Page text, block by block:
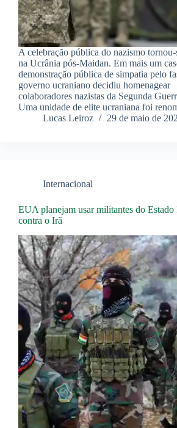
A celebração pública do nazismo
na Ucrânia pós-Maidan. Em mais um
demonstração pública de simpatia pelo
governo ucraniano decidiu homenagear
colaboradores nazistas da Segunda
Uma unidade de elite ucraniana foi
Lucas Leiroz
29 de maio de
Internacional
EUA planejam usar militantes do Estado
contra o Irã